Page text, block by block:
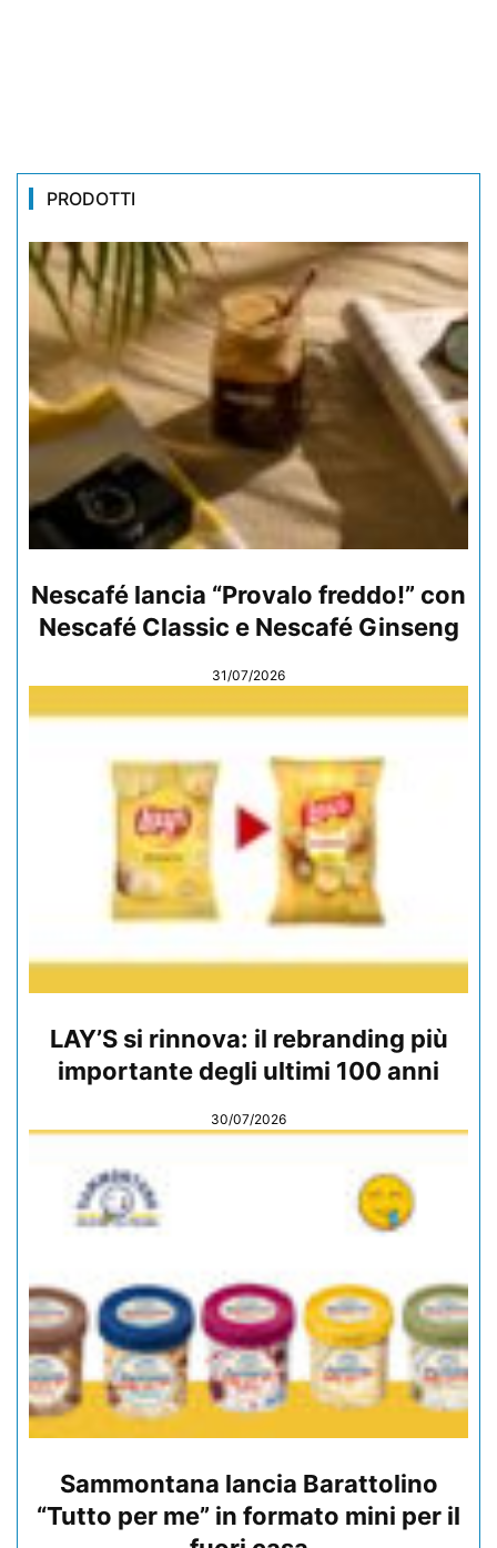
PRODOTTI
Nescafé lancia “Provalo freddo!” con
Nescafé Classic e Nescafé Ginseng
31/07/2026
LAY’S si rinnova: il rebranding più
importante degli ultimi 100 anni
30/07/2026
Sammontana lancia Barattolino
“Tutto per me” in formato mini per il